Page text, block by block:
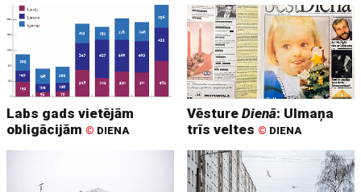
Labs gads vietējām
obligācijām © DIENA
VēstureDienā: Ulmaņa
trīs veltes © DIENA